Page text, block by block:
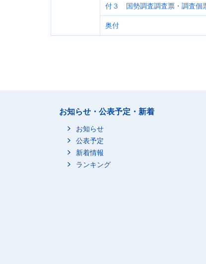
付３ 国勢調査調査票・調査個
奥付
お知らせ・公表予定・新着
お知らせ
公表予定
新着情報
ランキング